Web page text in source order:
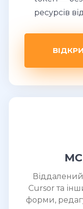
ресурсів
Cursor та
форми,